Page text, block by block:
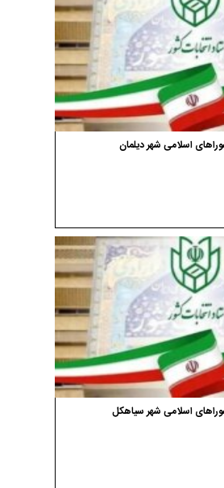
اسلامی شهر دیلمان
اسلامی شهر سیاهکل